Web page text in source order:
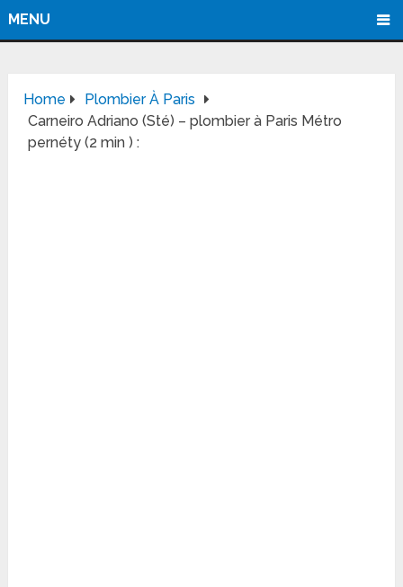
MENU
Home
Plombier À Paris
Carneiro Adriano (Sté) – plombier à Paris Métro
pernéty (2 min ) :